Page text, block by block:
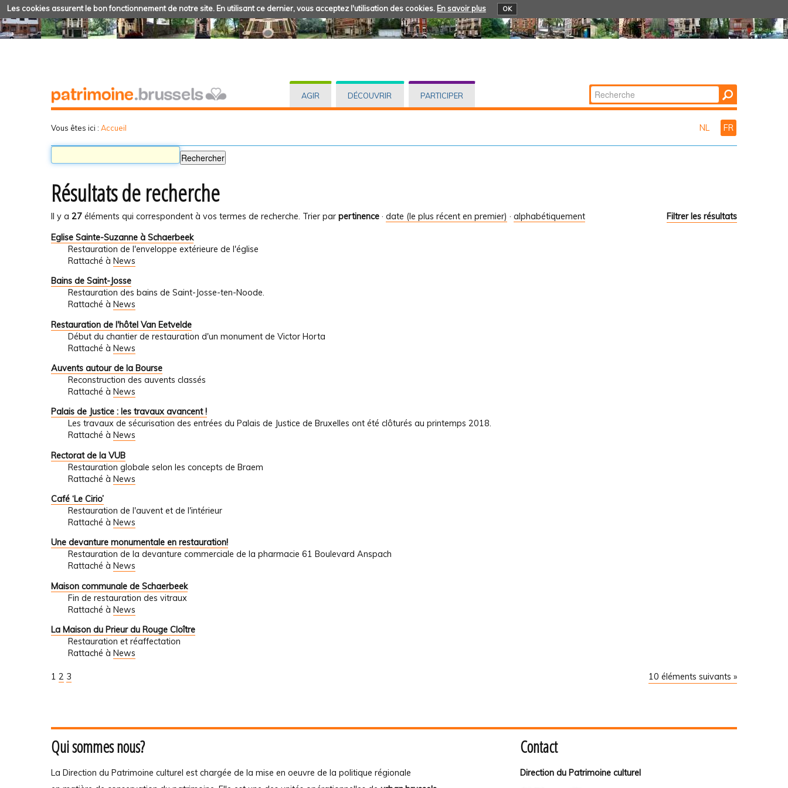
Les cookies assurent le bon fonctionnement de notre site. En utilisant ce dernier, vous acceptez l'utilisation des cookies. En savoir plus OK
AGIR DÉCOUVRIR PARTICIPER Chercher par
Recherche
Vous êtes ici : Accueil NL FR
Résultats de recherche
Il y a 27 éléments qui correspondent à vos termes de recherche. Filtrer les résultats
Trier par pertinence · date (le plus récent en premier) · alphabétiquement
Eglise Sainte-Suzanne à Schaerbeek
Restauration de l'enveloppe extérieure de l'église
Rattaché à News
Bains de Saint-Josse
Restauration des bains de Saint-Josse-ten-Noode.
Rattaché à News
Restauration de l'hôtel Van Eetvelde
Début du chantier de restauration d'un monument de Victor Horta
Rattaché à News
Auvents autour de la Bourse
Reconstruction des auvents classés
Rattaché à News
Palais de Justice : les travaux avancent !
Les travaux de sécurisation des entrées du Palais de Justice de Bruxelles ont été clôturés au printemps 2018.
Rattaché à News
Rectorat de la VUB
Restauration globale selon les concepts de Braem
Rattaché à News
Café ‘Le Cirio’
Restauration de l'auvent et de l'intérieur
Rattaché à News
Une devanture monumentale en restauration!
Restauration de la devanture commerciale de la pharmacie 61 Boulevard Anspach
Rattaché à News
Maison communale de Schaerbeek
Fin de restauration des vitraux
Rattaché à News
La Maison du Prieur du Rouge Cloître
Restauration et réaffectation
Rattaché à News
10 éléments suivants »
1 2 3
Qui sommes nous?
La Direction du Patrimoine culturel est chargée de la mise en oeuvre de la politique régionale
Contact
Direction du Patrimoine culturel